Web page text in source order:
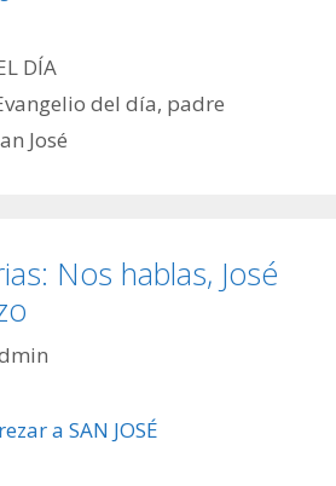
DÍA
del día, padre
José
Nos hablas, José